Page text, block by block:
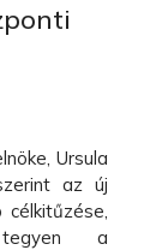
Ursula
az új
a